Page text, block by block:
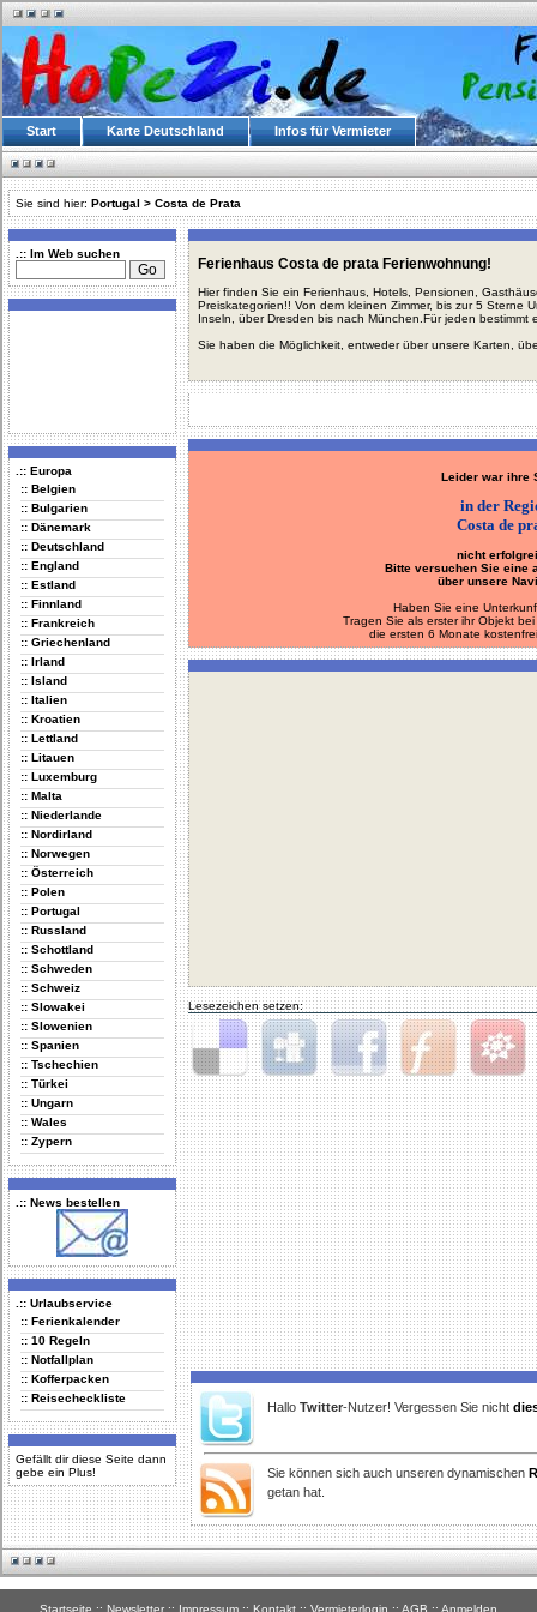
Start Karte Deutschland Infos für Vermieter
Sie sind hier: Portugal > Costa de Prata
.:: Im Web suchen
.:: Europa
:: Belgien
:: Bulgarien
:: Dänemark
:: Deutschland
:: England
:: Estland
:: Finnland
:: Frankreich
:: Griechenland
:: Irland
:: Island
:: Italien
:: Kroatien
:: Lettland
:: Litauen
:: Luxemburg
:: Malta
:: Niederlande
:: Nordirland
:: Norwegen
:: Österreich
:: Polen
:: Portugal
:: Russland
:: Schottland
:: Schweden
:: Schweiz
:: Slowakei
:: Slowenien
:: Spanien
:: Tschechien
:: Türkei
:: Ungarn
:: Wales
:: Zypern
.:: News bestellen
.:: Urlaubservice
:: Ferienkalender
:: 10 Regeln
:: Notfallplan
:: Kofferpacken
:: Reisecheckliste
Gefällt dir diese Seite dann
gebe ein Plus!
Ferienhaus Costa de prata Ferienwohnung!
Hier finden Sie ein Ferienhaus, Hotels, Pensionen,
Preiskategorien!! Von dem kleinen Zimmer, bis zur 5 Sterne
Inseln, über Dresden bis nach München.Für jeden bestimmt
Sie haben die Möglichkeit, entweder über unsere Karten,
Leider war ihre
in der
Costa de
nicht
Bitte versuchen Sie eine
über unsere
Haben Sie eine
Tragen Sie als erster ihr Objekt
die ersten 6 Monate
Lesezeichen setzen:
Delicious Digg Facebook Furl StudiVZ
Hallo Twitter-Nutzer! Vergessen Sie nicht
Sie können sich auch unseren dynamischen
getan hat.
Startseite :: Newsletter :: Impressum :: Kontakt :: Vermieterlogin :: AGB :: Anmelden